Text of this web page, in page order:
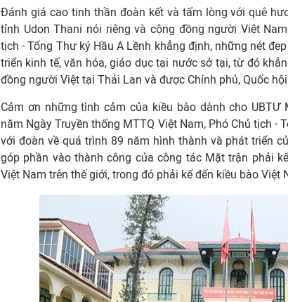
Đánh giá cao tinh thần đoàn kết và tấm lòng với quê
tỉnh Udon Thani nói riêng và cộng đồng người Việt
tịch - Tổng Thư ký Hầu A Lềnh khẳng định, những nét
triển kinh tế, văn hóa, giáo dục tại nước sở tại, từ đó
đồng người Việt tại Thái Lan và được Chính phủ, Quốc
Cảm ơn những tình cảm của kiều bào dành cho UBTƯ
năm Ngày Truyền thống MTTQ Việt Nam, Phó Chủ tịch -
với đoàn về quá trình 89 năm hình thành và phát triển
góp phần vào thành công của công tác Mặt trận phải
Việt Nam trên thế giới, trong đó phải kể đến kiều bào Việt